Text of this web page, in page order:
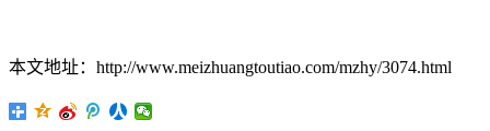
本文地址：http://www.meizhuangtoutiao.com/mzhy/3074.html